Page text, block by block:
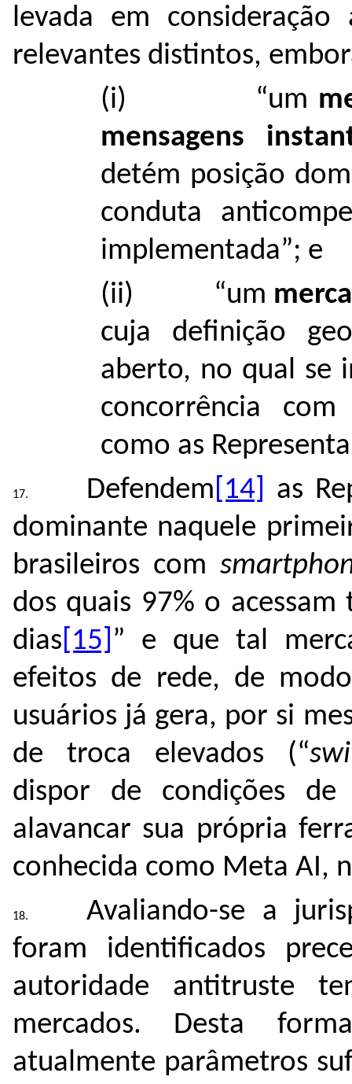
levada em
relevantes distintos,
(i) “um
mensagens
detém posição
conduta
implementada”; e
(ii) “um
cuja definição
aberto, no qual se
concorrência
como as
Defendem [14]
as
dominante naquele
brasileiros com
dos quais 97% o
dias [15] ” e que tal
efeitos de rede, de
usuários já gera, por si
de troca elevados (“
dispor de condições
alavancar sua própria
conhecida como Meta AI,
Avaliando-se a
foram identificados
autoridade antitruste
mercados. Desta
atualmente parâmetros